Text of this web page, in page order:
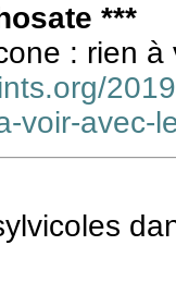
***
: rien
voir-avec-